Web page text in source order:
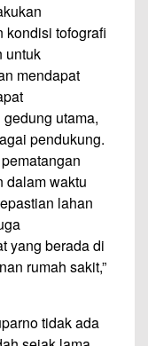
kondisi tofografi
untuk
mendapat
utama,
pendukung.
dalam waktu
lahan
yang berada di
rumah sakit,”
tidak ada